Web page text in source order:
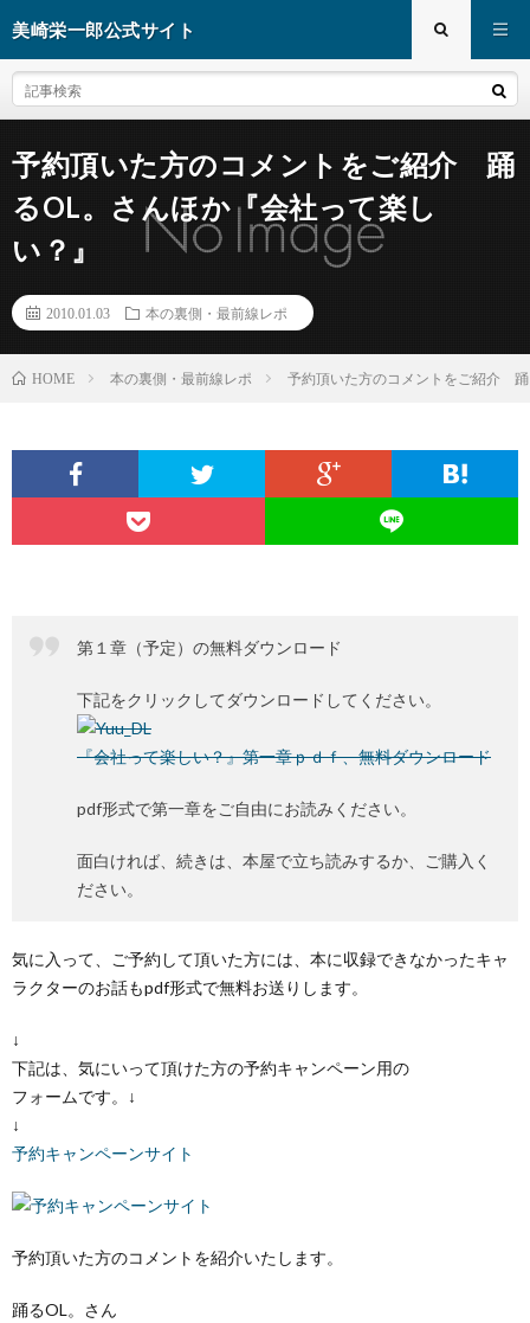
美崎栄一郎公式サイト
予約頂いた方のコメントをご紹介 踊
るOL。さんほか『会社って楽し
い？』
2010.01.03 本の裏側・最前線レポ
HOME 本の裏側・最前線レポ 予約頂いた方のコメントをご紹介
第１章（予定）の無料ダウンロード
下記をクリックしてダウンロードしてください。
『会社って楽しい？』第一章ｐｄｆ、無料ダウンロード
pdf形式で第一章をご自由にお読みください。
面白ければ、続きは、本屋で立ち読みするか、ご購入く
ださい。
気に入って、ご予約して頂いた方には、本に収録できなかったキャ
ラクターのお話もpdf形式で無料お送りします。
↓
下記は、気にいって頂けた方の予約キャンペーン用の
フォームです。↓
↓
予約キャンペーンサイト
予約頂いた方のコメントを紹介いたします。
踊るOL。さん